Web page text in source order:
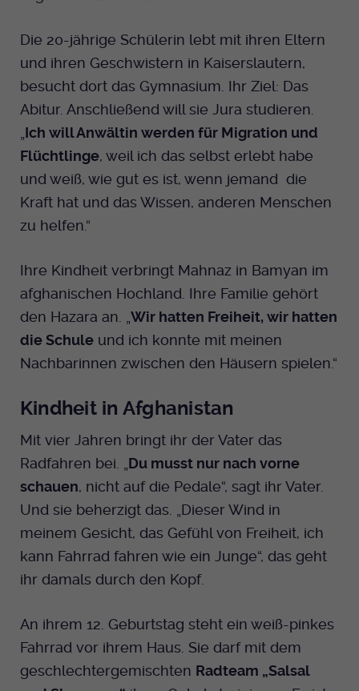
Die 20-jährige Schülerin lebt mit ihren Eltern
und ihren Geschwistern in Kaiserslautern,
besucht dort das Gymnasium. Ihr Ziel: Das
Abitur. Anschließend will sie Jura studieren.
Ich will Anwältin werden für Migration und
Flüchtlinge, weil ich das selbst erlebt habe
und weiß, wie gut es ist, wenn jemand die
Kraft hat und das Wissen, anderen Menschen
zu helfen.“
Ihre Kindheit verbringt Mahnaz in Bamyan im
afghanischen Hochland. Ihre Familie gehört
den Hazara an. „ Wir hatten Freiheit, wir hatten
die Schule und ich konnte mit meinen
Nachbarinnen zwischen den Häusern spielen.“
Kindheit in Afghanistan
Mit vier Jahren bringt ihr der Vater das
Radfahren bei. „Du musst nur nach vorne
schauen, nicht auf die Pedale“, sagt ihr Vater.
Und sie beherzigt das. „Dieser Wind in
meinem Gesicht, das Gefühl von Freiheit, ich
kann Fahrrad fahren wie ein Junge“, das geht
ihr damals durch den Kopf.
An ihrem 12. Geburtstag steht ein weiß-pinkes
Fahrrad vor ihrem Haus. Sie darf mit dem
geschlechtergemischten Radteam „Salsal
Zweck
Backend eingelogged ist und die Seite
bearbeiten darf.
Name fe_typo_user
Anbieter EKHN
Ende der Sitzung
bearbeiten darf.
Name PHPSESSID
Anbieter EKHN
Laufzeit Ende der Sitzung
Zweck
PHP Daten Identifikator, der gesetzt wird
wenn die PHP session() Methode benutzt
Name uid
Zweck
Notwendig zum sicheren Betrieb der
_pk_id.424
Anbieter Medienhaus der EKHN GmbH
Laufzeit 13 Monate
Zweck Einzigartige Besucher ID.
Name _pk_ses.424
Anbieter
Laufzeit 30 Minuten
Zweck
Informationen über den Besuch.
Anbieter Medienhaus der EKHN GmbH
Laufzeit 1 Jahr
Zweck
Speicherung der Cookie Constent
Einstellungen
Cookie-Informationen anzeigen
Reichweiten Analyse
Name _fbp
Laufzeit 3 Monate
Cookie-Informationen anzeigen
Youtube
Facebook
Instagram
Twitter
Giphy